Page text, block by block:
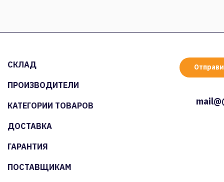
СКЛАД
ПРОИЗВОДИТЕЛИ
КАТЕГОРИИ ТОВАРОВ
ДОСТАВКА
ГАРАНТИЯ
ПОСТАВЩИКАМ